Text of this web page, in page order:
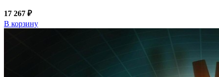
17 267 ₽
В корзину